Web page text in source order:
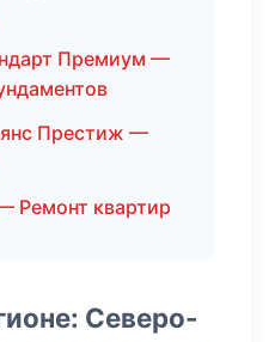
Премиум —
Престиж —
Ремонт квартир
Северо-